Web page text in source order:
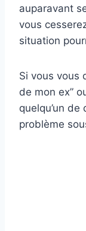
auparavant
vous
situation
Si vous vous
de mon ex”
quelqu’un
problème